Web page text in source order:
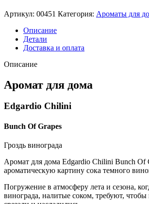
Артикул: 00451 Категория: Ароматы для
Описание
Детали
Доставка и оплата
Описание
Аромат для дома
Edgardio Chilini
Bunch Of Grapes
Гроздь винограда
Аромат для дома Edgardio Chilini Bunch Of
ароматическую картину сока темного
Погружение в атмосферу лета и сезона,
винограда, налитые соком, требуют,